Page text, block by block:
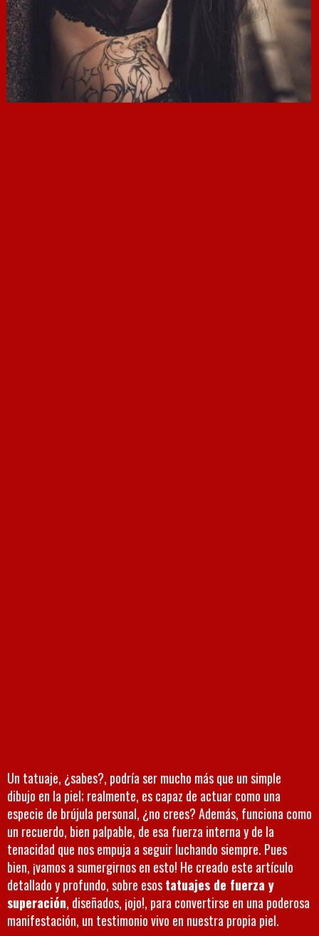
Un tatuaje, ¿sabes?, podría ser mucho más que un simple
dibujo en la piel; realmente, es capaz de actuar como una
especie de brújula personal, ¿no crees? Además, funciona como
un recuerdo, bien palpable, de esa fuerza interna y de la
tenacidad que nos empuja a seguir luchando siempre. Pues
bien, ¡vamos a sumergirnos en esto! He creado este artículo
detallado y profundo, sobre esostatuajes de fuerza y
superación, diseñados, ¡ojo!, para convertirse en una poderosa
manifestación, un testimonio vivo en nuestra propia piel.